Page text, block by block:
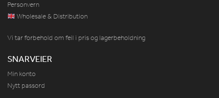
Personvern
Wholesale & Distribution
Vi tar forbehold om feil i pris og lagerbeholdning
SNARVEIER
Min konto
Nytt passord